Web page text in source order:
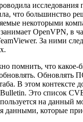
исследования
что большинство
некоторыми
OpenVPN, в
За ними
помнить, что какое-
Обновлять
В этом контексте
Это список
на данный
данными, которые